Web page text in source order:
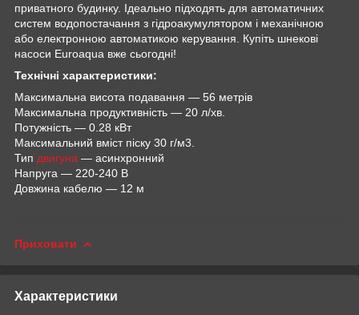
приватного будинку. Ідеально підходять для автоматичних
систем водопостачання з гідроакумулятором і механічною
або електронною автоматикою керування. Купіть шнекові
насоси Euroaqua вже сьогодні!
Технічні характеристики:
Максимальна висота подавання — 56 метрів
Максимальна продуктивність — 20 л/хв.
Потужність — 0.28 кВт
Максимальний вміст піску 30 г/м3.
Тип двигуна — асинхронний
Напруга — 220-240 В
Довжина кабелю — 12 м
Приховати
Характеристики